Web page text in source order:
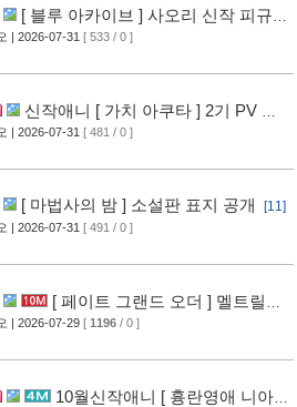
[ 블루 아카이브 ] 사오리 신작 피규어
| 2026-07-31 [ 533 / 0 ]
신작애니 [ 가치 아쿠타 ] 2기 PV 영
[13]
| 2026-07-31 [ 481 / 0 ]
[ 마법사의 밤 ] 소설판 표지 공개 [11]
| 2026-07-31 [ 491 / 0 ]
[ 페이트 그랜드 오더 ] 멜트릴리
피규어 공개 [12]
| 2026-07-29 [ 1196 / 0 ]
10월신작애니 [ 흉란영애 니아